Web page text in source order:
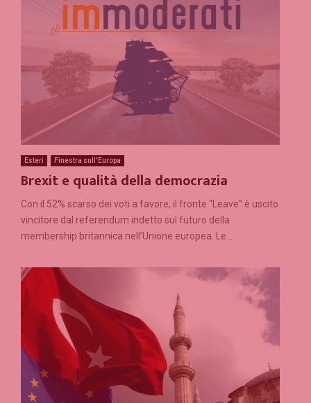
Esteri Finestra sull'Europa
Brexit e qualità della democrazia
Con il 52% scarso dei voti a favore, il fronte “Leave” è uscito
vincitore dal referendum indetto sul futuro della
membership britannica nell’Unione europea. Le...